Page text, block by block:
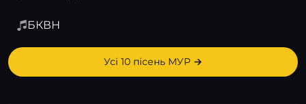
БКВН
Усі 10 пісень МУР →